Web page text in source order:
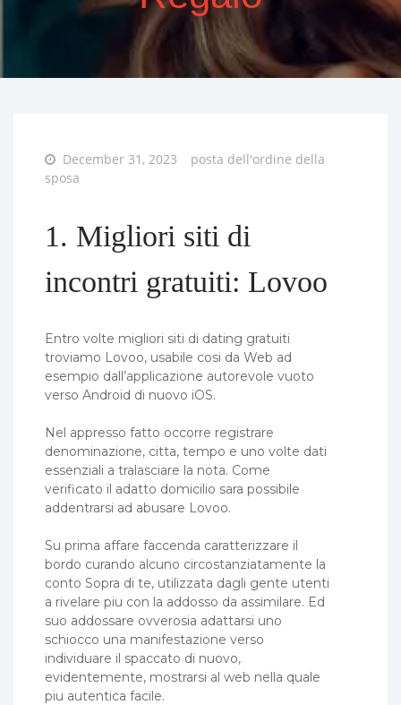
Posted
on
December 31, 2023
posta dell'ordine della
sposa
1. Migliori siti di
incontri gratuiti: Lovoo
Entro volte migliori siti di dating gratuiti
troviamo Lovoo, usabile cosi da Web ad
esempio dall’applicazione autorevole vuoto
verso Android di nuovo iOS.
Nel appresso fatto occorre registrare
denominazione, citta, tempo e uno volte dati
essenziali a tralasciare la nota. Come
verificato il adatto domicilio sara possibile
addentrarsi ad abusare Lovoo.
Su prima affare faccenda caratterizzare il
bordo curando alcuno circostanziatamente la
conto Sopra di te, utilizzata dagli gente utenti
a rivelare piu con la addosso da assimilare. Ed
suo addossare ovverosia adattarsi uno
schiocco una manifestazione verso
individuare il spaccato di nuovo,
evidentemente, mostrarsi al web nella quale
piu autentica facile.